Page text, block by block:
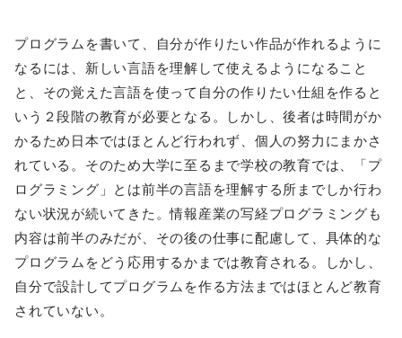
プログラムを書いて、自分が作りたい作品が作れるように
なるには、新しい言語を理解して使えるようになること
と、その覚えた言語を使って自分の作りたい仕組を作ると
いう２段階の教育が必要となる。しかし、後者は時間がか
かるため日本ではほとんど行われず、個人の努力にまかさ
れている。そのため大学に至るまで学校の教育では、「プ
ログラミング」とは前半の言語を理解する所までしか行わ
ない状況が続いてきた。情報産業の写経プログラミングも
内容は前半のみだが、その後の仕事に配慮して、具体的な
プログラムをどう応用するかまでは教育される。しかし、
自分で設計してプログラムを作る方法まではほとんど教育
されていない。